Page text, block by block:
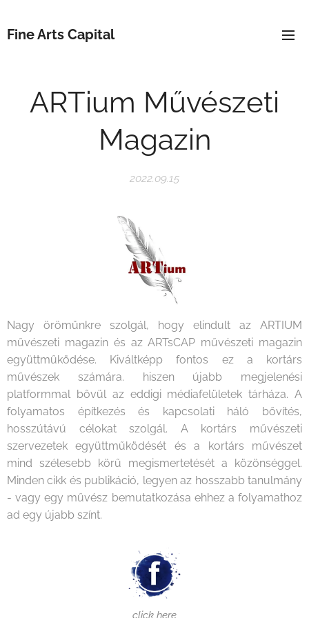
Fine Arts Capital
ARTium Művészeti
Magazin
2022.09.15
Nagy örömünkre szolgál, hogy elindult az ARTIUM
művészeti magazin és az ARTsCAP művészeti magazin
együttműködése. Kiváltképp fontos ez a kortárs
művészek számára. hiszen újabb megjelenési
platformmal bővül az eddigi médiafelületek tárháza. A
folyamatos építkezés és kapcsolati háló bővítés,
hosszútávú célokat szolgál. A kortárs művészeti
szervezetek együttműködését és a kortárs művészet
mind szélesebb körű megismertetését a közönséggel.
Minden cikk és publikáció, legyen az hosszabb tanulmány
- vagy egy művész bemutatkozása ehhez a folyamathoz
ad egy újabb színt.
click here